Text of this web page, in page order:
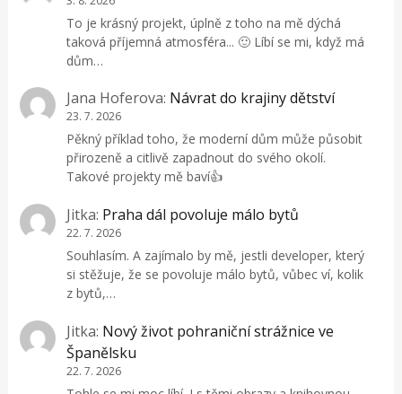
To je krásný projekt, úplně z toho na mě dýchá
taková příjemná atmosféra... 🙂 Líbí se mi, když má
dům…
Jana Hoferova: Návrat do krajiny dětství
23. 7. 2026
Pěkný příklad toho, že moderní dům může působit
přirozeně a citlivě zapadnout do svého okolí.
Takové projekty mě baví👍
Jitka: Praha dál povoluje málo bytů
22. 7. 2026
Souhlasím. A zajímalo by mě, jestli developer, který
si stěžuje, že se povoluje málo bytů, vůbec ví, kolik
z bytů,…
Jitka: Nový život pohraniční strážnice ve
Španělsku
22. 7. 2026